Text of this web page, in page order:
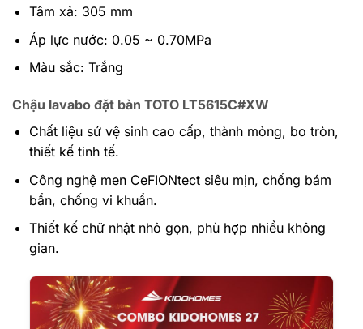
Tâm xả: 305 mm
Áp lực nước: 0.05 ~ 0.70MPa
Màu sắc: Trắng
Chậu lavabo đặt bàn TOTO LT5615C#XW
Chất liệu sứ vệ sinh cao cấp, thành mỏng, bo tròn,
thiết kế tinh tế.
Công nghệ men CeFIONtect siêu mịn, chống bám
bẩn, chống vi khuẩn.
Thiết kế chữ nhật nhỏ gọn, phù hợp nhiều không
gian.